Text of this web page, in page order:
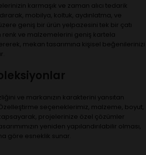
karmaşık ve zaman alıcı tedarik
mobilya, koltuk, aydınlatma, ve
geniş bir ürün yelpazesini tek bir çatı
renk ve malzemelerini geniş kartela
mekan tasarımına kişisel beğenilerinizi
ve markanızın karakterini yansıtan
seçeneklerimiz, malzeme, boyut,
projelerinize özel çözümler
yeniden yapılandırılabilir olması,
göre esneklik sunar.